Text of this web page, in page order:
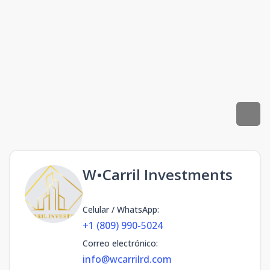
W•Carril Investments
Celular / WhatsApp:
+1 (809) 990-5024
Correo electrónico:
info@wcarrilrd.com